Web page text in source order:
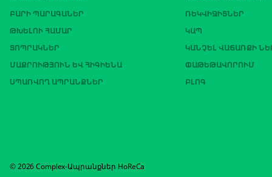
ԲԱՐԻ ՊԱՐԱԳԱՆԵՐ
ԹԽԵԼՈՒ ՀԱՄԱՐ
ՏՈՊՐԱԿՆԵՐ
ՄԱՔՐՈՒԹՅՈՒՆ ԵՎ ՀԻԳԻԵՆԱ
ՍՊԱՌՎՈՂ ԱՊՐԱՆՔՆԵՐ
ՌԵԿՎԻԶԻՏՆԵՐ
ԿԱՊ
ԿԱՆՉԵԼ ՎԱՃԱՌՔԻ
ՓԱԹԵԹԱՎՈՐՈՒՄ
ԲԼՈԳ
© 2026 Complex-Ապրանքներ HoReCa